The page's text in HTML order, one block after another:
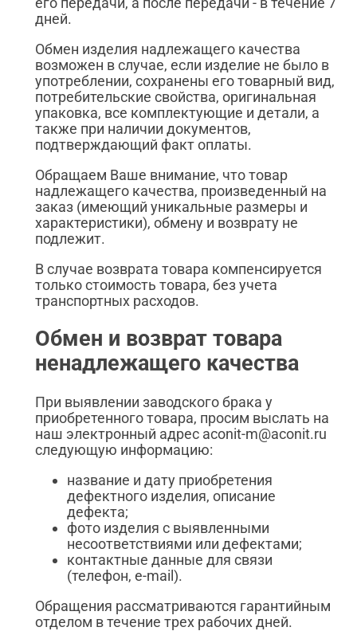
дней.
Обмен изделия надлежащего качества
возможен в случае, если изделие не было в
употреблении, сохранены его товарный вид,
потребительские свойства, оригинальная
упаковка, все комплектующие и детали, а
также при наличии документов,
подтверждающий факт оплаты.
Обращаем Ваше внимание, что товар
надлежащего качества, произведенный на
заказ (имеющий уникальные размеры и
характеристики), обмену и возврату не
подлежит.
В случае возврата товара компенсируется
только стоимость товара, без учета
транспортных расходов.
Обмен и возврат товара
ненадлежащего качества
При выявлении заводского брака у
приобретенного товара, просим выслать на
наш электронный адрес aconit-m@aconit.ru
следующую информацию:
название и дату приобретения
дефектного изделия, описание
дефекта;
фото изделия с выявленными
несоответствиями или дефектами;
контактные данные для связи
(телефон, e-mail).
Обращения рассматриваются гарантийным
отделом в течение трех рабочих дней.